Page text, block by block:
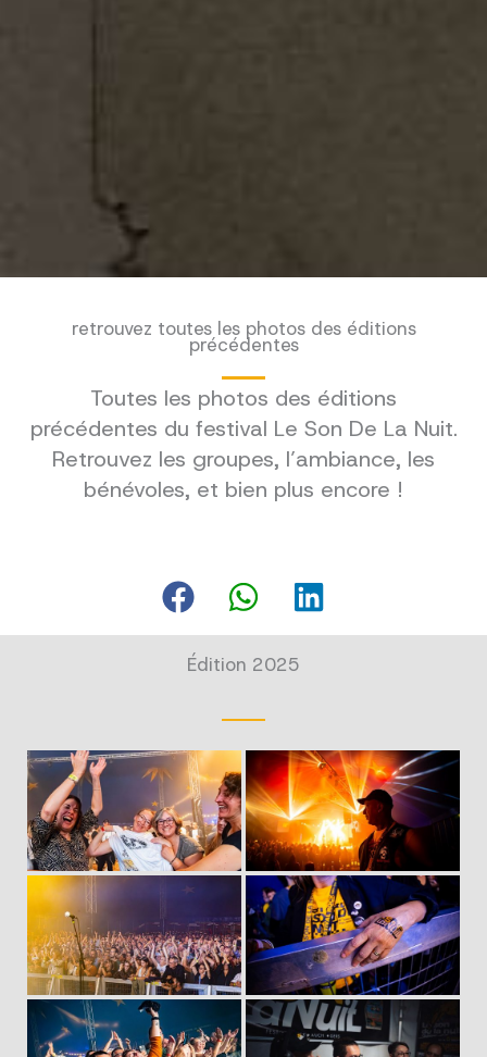
retrouvez toutes les photos des éditions
précédentes
Toutes les photos des éditions
précédentes du festival Le Son De La Nuit.
Retrouvez les groupes, l’ambiance, les
bénévoles, et bien plus encore !
Édition 2025